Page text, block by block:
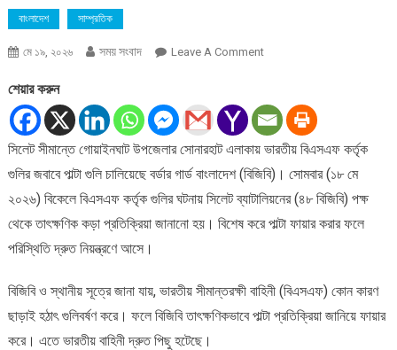
বাংলাদেশ সাম্প্রতিক
মে ১৯, ২০২৬ সময় সংবাদ Leave A CommentOn
বিএসএফের
গুলির
জবাবে
বিজিবির
পাল্টা
শেয়ার করুন
সিলেট সীমান্তে গোয়াইনঘাট উপজেলার সোনারহাট এলাকায় ভারতীয় বিএসএফ কর্তৃক
গুলির জবাবে পাল্টা গুলি চালিয়েছে বর্ডার গার্ড বাংলাদেশ (বিজিবি)। সোমবার (১৮ মে
২০২৬) বিকেলে বিএসএফ কর্তৃক গুলির ঘটনায় সিলেট ব্যাটালিয়নের (৪৮ বিজিবি) পক্ষ
থেকে তাৎক্ষণিক কড়া প্রতিক্রিয়া জানানো হয়। বিশেষ করে পাল্টা ফায়ার করার ফলে
পরিস্থিতি দ্রুত নিয়ন্ত্রণে আসে।
বিজিবি ও স্থানীয় সূত্রে জানা যায়, ভারতীয় সীমান্তরক্ষী বাহিনী (বিএসএফ) কোন কারণ
ছাড়াই হঠাৎ গুলিবর্ষণ করে। ফলে বিজিবি তাৎক্ষণিকভাবে পাল্টা প্রতিক্রিয়া জানিয়ে ফায়ার
করে। এতে ভারতীয় বাহিনী দ্রুত পিছু হটেছে।